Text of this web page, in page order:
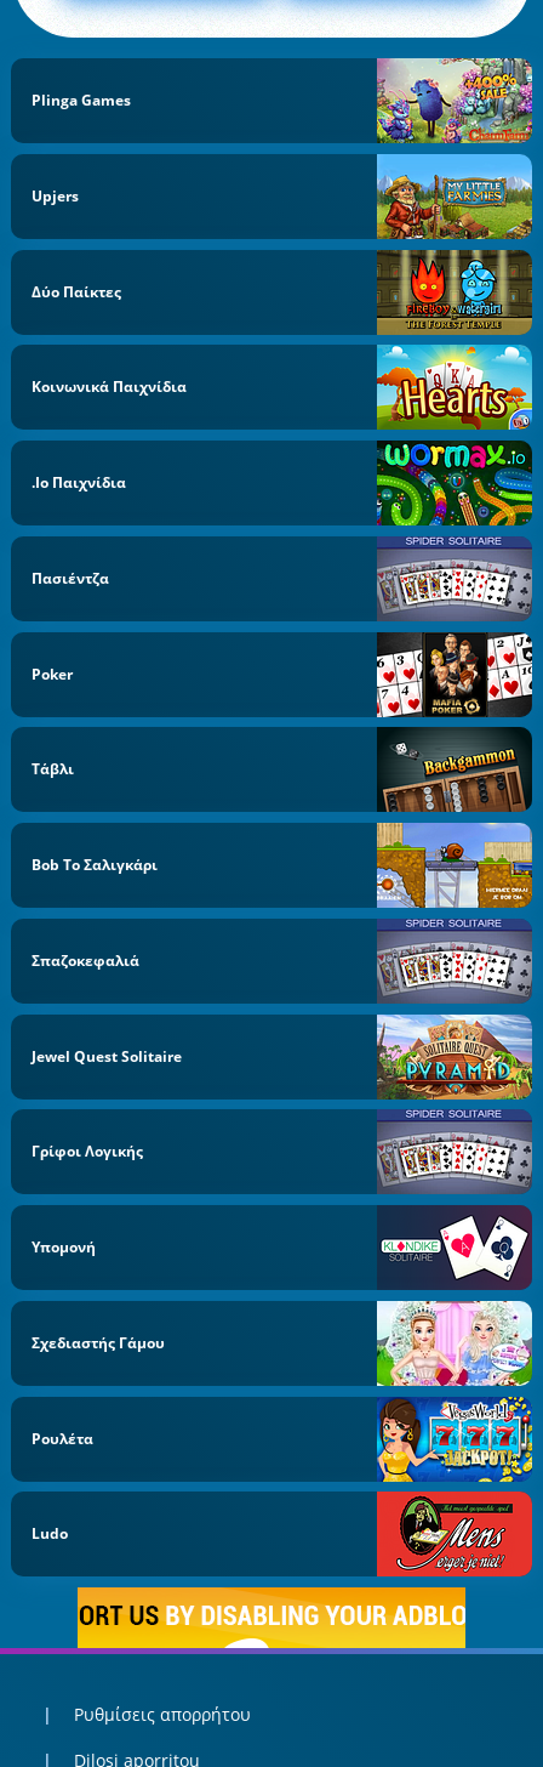
Plinga Games
Upjers
Δύο Παίκτες
Κοινωνικά Παιχνίδια
.io Παιχνίδια
Πασιέντζα
Poker
Τάβλι
Bob Το Σαλιγκάρι
Σπαζοκεφαλιά
Jewel Quest Solitaire
Γρίφοι Λογικής
Υπομονή
Σχεδιαστής Γάμου
Ρουλέτα
Ludo
Ρυθμίσεις απορρήτου
Dilosi aporritou